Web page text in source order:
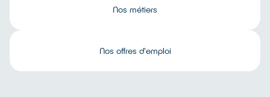
Nos métiers
Nos offres d'emploi